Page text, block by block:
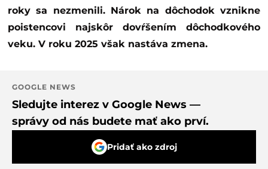
roky sa nezmenili. Nárok na dôchodok vznikne
poistencovi najskôr dovŕšením dôchodkového
veku. V roku 2025 však nastáva zmena.
GOOGLE NEWS
Sledujte interez v Google News —
správy od nás budete mať ako prví.
Pridať ako zdroj